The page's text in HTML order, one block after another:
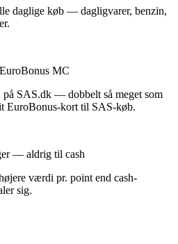
daglige køb — dagligvarer, benzin,
MC
SAS.dk — dobbelt så meget som
EuroBonus-kort til SAS-køb.
— aldrig til cash
værdi pr. point end cash-
sig.